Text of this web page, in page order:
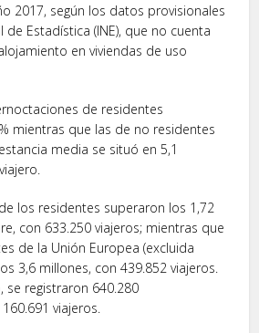
2017, según los datos provisionales
Estadística (INE), que no cuenta
en viviendas de uso
de residentes
mientras que las de no residentes
media se situó en 5,1
los residentes superaron los 1,72
con 633.250 viajeros; mientras que
de la Unión Europea (excluida
3,6 millones, con 439.852 viajeros.
se registraron 640.280
viajeros.